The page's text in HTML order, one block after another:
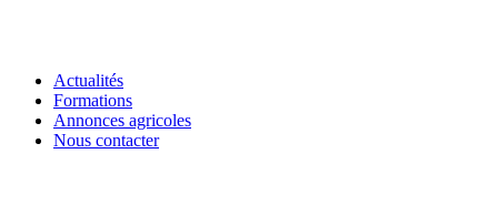
Actualités
Formations
Annonces agricoles
Nous contacter